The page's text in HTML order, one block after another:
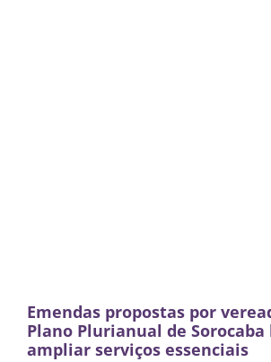
Emendas propostas por
Plano Plurianual de Sorocaba
ampliar serviços essenciais